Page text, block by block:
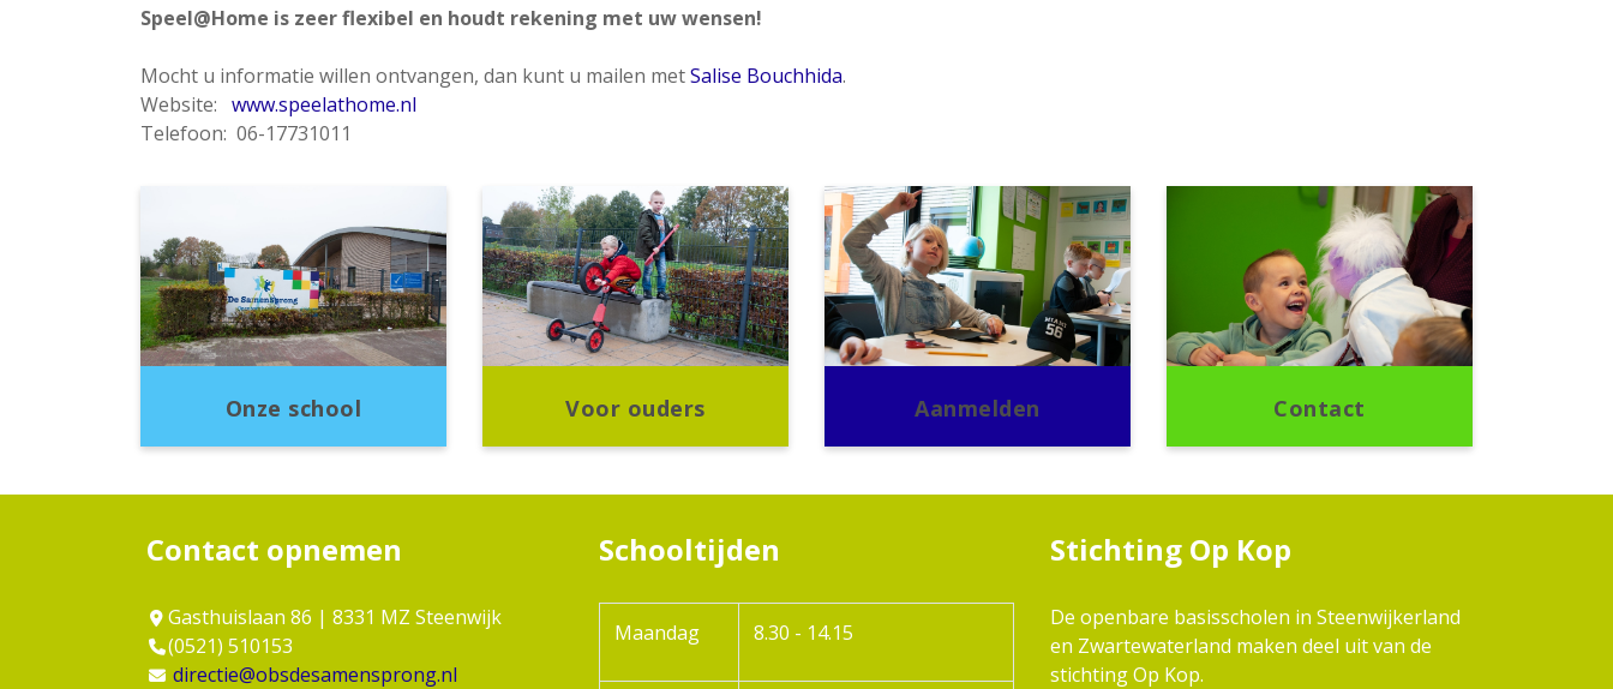
Speel@Home is zeer flexibel en houdt rekening met uw wensen!
Mocht u informatie willen ontvangen, dan kunt u mailen metSalise Bouchhida.
Website: www.speelathome.nl
Telefoon: 06-17731011
Onze school Voor ouders Aanmelden Contact
Contact opnemen
Gasthuislaan 86 | 8331 MZ Steenwijk
(0521) 510153
directie@obsdesamensprong.nl
Schooltijden
Maandag 8.30 - 14.15
Stichting Op Kop
De openbare basisscholen in Steenwijkerland
en Zwartewaterland maken deel uit van de
stichting Op Kop.